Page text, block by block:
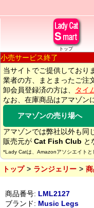
トップ
小売サービス終了
当サイトでご提供しており
業者の方、まとまったご注
卸会員登録済の方は、
タイ
なお、在庫商品はアマゾン
アマゾンの売り場へ
アマゾンでは弊社以外も同
販売元が Cat Fish Club と
*Lady Catは、Amazonアソシエイトと
トップ ランジェリー
商品番号: LML2127
ブランド: Music Legs